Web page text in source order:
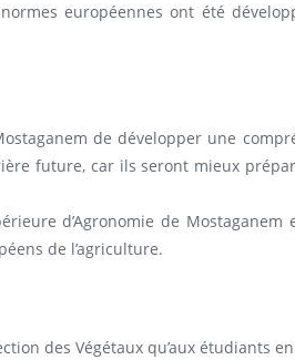
européennes ont été
de développer une
future, car ils seront mieux
d’Agronomie de
de l’agriculture.
des Végétaux qu’aux étudiants